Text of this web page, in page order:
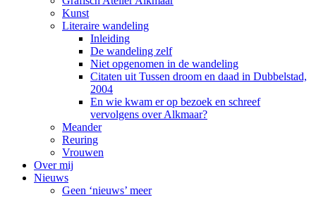
Kunst
Literaire wandeling
Inleiding
De wandeling zelf
Niet opgenomen in de wandeling
Citaten uit Tussen droom en daad in Dubbelstad,
2004
En wie kwam er op bezoek en schreef
vervolgens over Alkmaar?
Meander
Reuring
Vrouwen
Over mij
Nieuws
Geen ‘nieuws’ meer